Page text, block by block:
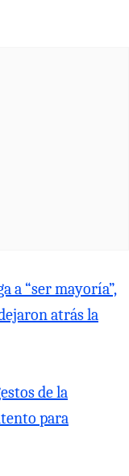
a “ser mayoría”,
atrás la
de la
para